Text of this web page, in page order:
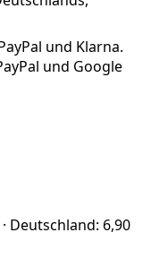
und Klarna.
und Google
· Deutschland: 6,90